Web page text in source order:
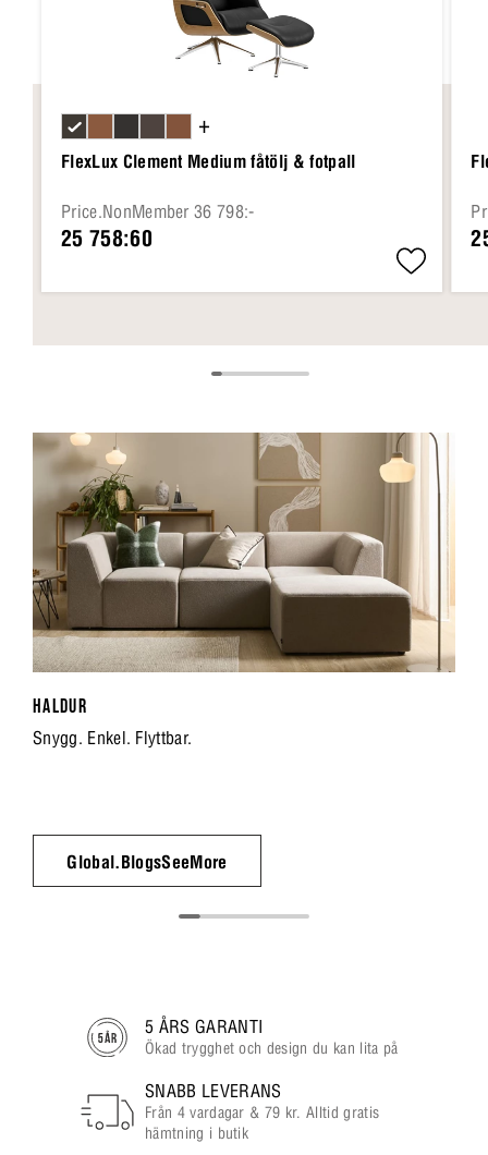
FlexLux Clement Medium fåtölj & fotpall
Price.NonMember 36 798:-
25 758:60
+
HALDUR
Snygg. Enkel. Flyttbar.
Global.BlogsSeeMore
5 ÅRS GARANTI
Ökad trygghet och design du kan lita på
SNABB LEVERANS
Från 4 vardagar & 79 kr. Alltid gratis
hämtning i butik